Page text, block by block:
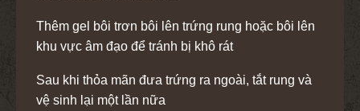
Thêm gel bôi trơn bôi lên trứng rung hoặc bôi lên
khu vực âm đạo để tránh bị khô rát
Sau khi thỏa mãn đưa trứng ra ngoài, tắt rung và
vệ sinh lại một lần nữa